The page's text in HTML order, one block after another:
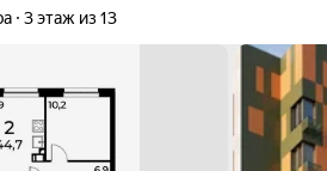
3 этаж из 13